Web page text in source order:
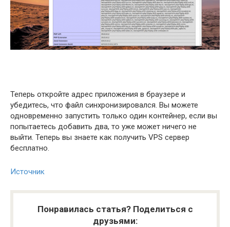
Теперь откройте адрес приложения в браузере и
убедитесь, что файл синхронизировался. Вы можете
одновременно запустить только один контейнер, если вы
попытаетесь добавить два, то уже может ничего не
выйти. Теперь вы знаете как получить VPS сервер
бесплатно.
Источник
Понравилась статья? Поделиться с
друзьями: